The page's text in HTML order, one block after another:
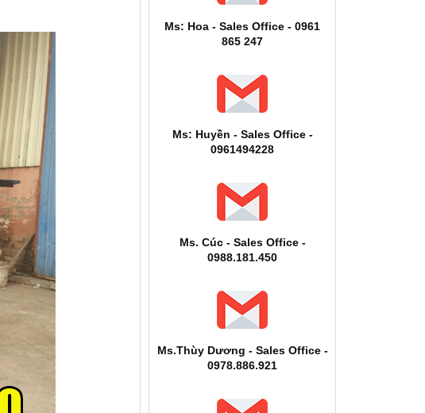
Ms: Hoa - Sales Office - 0961
865 247
Ms: Huyền - Sales Office -
0961494228
Ms. Cúc - Sales Office -
0988.181.450
Ms.Thùy Dương - Sales Office -
0978.886.921